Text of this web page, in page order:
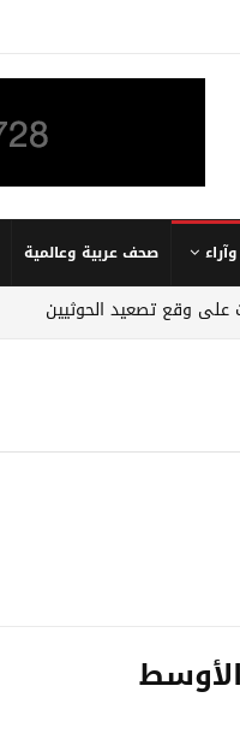
صحف عربية وعالمية
وقع تصعيد الحوثيين